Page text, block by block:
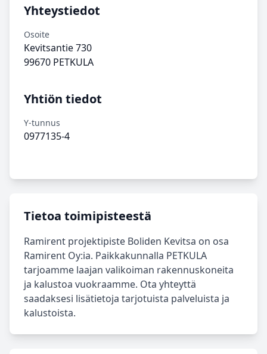
Yhteystiedot
Osoite
Kevitsantie 730
99670 PETKULA
Yhtiön tiedot
Y-tunnus
0977135-4
Tietoa toimipisteestä
Ramirent projektipiste Boliden Kevitsa on osa
Ramirent Oy:ia. Paikkakunnalla PETKULA
tarjoamme laajan valikoiman rakennuskoneita
ja kalustoa vuokraamme. Ota yhteyttä
saadaksesi lisätietoja tarjotuista palveluista ja
kalustoista.